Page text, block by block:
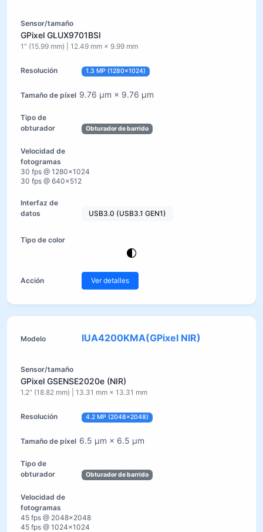
GPixel GLUX9701BSI
1" (15.99 mm) | 12.49 mm × 9.99 mm
1.3 MP (1280×1024)
9.76 µm × 9.76 µm
Obturador de barrido
30 fps @ 1280×1024
30 fps @ 640×512
USB3.0 (USB3.1 GEN1)
Ver detalles
IUA4200KMA(GPixel NIR)
GPixel GSENSE2020e (NIR)
1.2" (18.82 mm) | 13.31 mm × 13.31 mm
4.2 MP (2048×2048)
6.5 µm × 6.5 µm
Obturador de barrido
45 fps @ 2048×2048
45 fps @ 1024×1024